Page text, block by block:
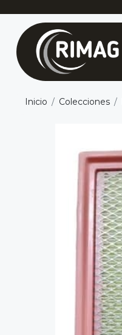
Inicio Colecciones